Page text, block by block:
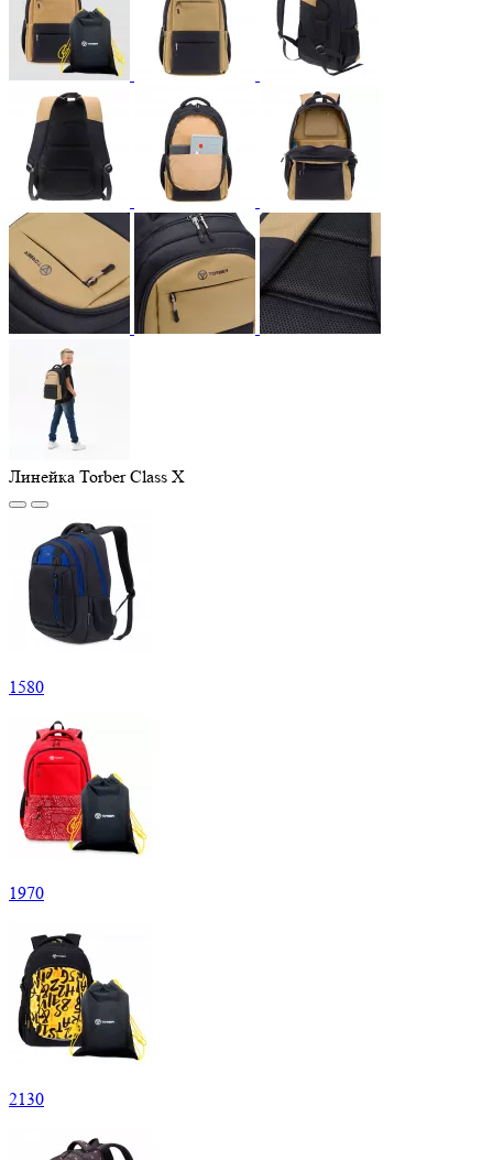
Линейка Torber Class X
1580
1970
2130